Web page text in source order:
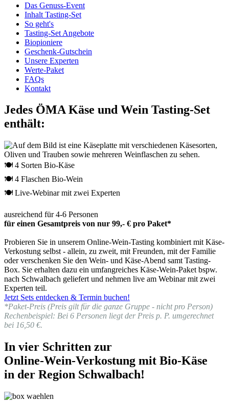
Das Genuss-Event
Inhalt Tasting-Set
So geht's
Tasting-Set Angebote
Biopioniere
Geschenk-Gutschein
Unsere Experten
Werte-Paket
FAQs
Kontakt
Jedes ÖMA Käse und Wein Tasting-Set
enthält:
🍽 4 Sorten Bio-Käse
🍽 4 Flaschen Bio-Wein
🍽 Live-Webinar mit zwei Experten
ausreichend für 4-6 Personen
für einen Gesamtpreis von nur 99,- € pro Paket*
Probieren Sie in unserem Online-Wein-Tasting kombiniert mit Käse-
Verkostung selbst - allein, zu zweit, mit Freunden, mit der Familie
oder verschenken Sie den Wein- und Käse-Abend samt Tasting-
Box. Sie erhalten dazu ein umfangreiches Käse-Wein-Paket bspw.
nach Schwalbach geliefert und nehmen live am Webinar mit zwei
Experten teil.
Jetzt Sets entdecken & Termin buchen!
*Paket-Preis (Preis gilt für die ganze Gruppe - nicht pro Person)
Rechenbeispiel: Bei 6 Personen liegt der Preis p. P. umgerechnet
bei 16,50 €.
In vier Schritten zur
Online-Wein-Verkostung mit Bio-Käse
in der Region Schwalbach!